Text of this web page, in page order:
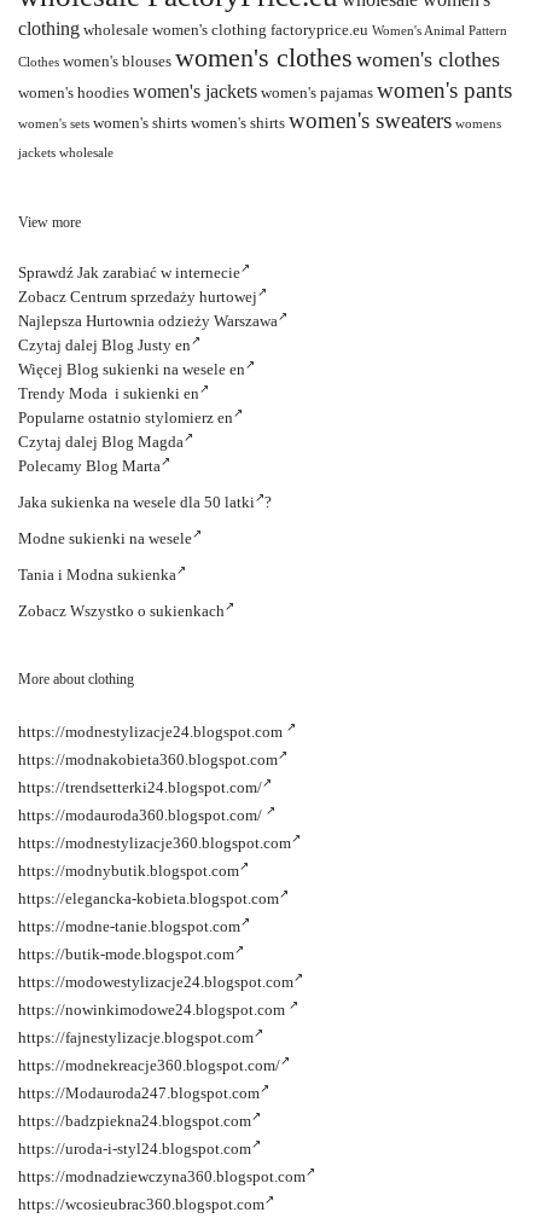
clothing wholesale women's clothing factoryprice.eu Women's Animal Pattern
Clothes women's blouses women's clothes women's clothes
women's hoodies women's jackets women's pajamas women's pants
women's sets women's shirts women's shirts women's sweaters womens
jackets wholesale
View more
Sprawdź Jak zarabiać w internecie
Zobacz Centrum sprzedaży hurtowej
Najlepsza Hurtownia odzieży Warszawa
Czytaj dalej Blog Justy en
Więcej Blog sukienki na wesele en
Trendy Moda i sukienki en
Popularne ostatnio stylomierz en
Czytaj dalej Blog Magda
Polecamy Blog Marta
Jaka sukienka na wesele dla 50 latki ?
Modne sukienki na wesele
Tania i Modna sukienka
Zobacz Wszystko o sukienkach
More about clothing
https://modnestylizacje24.blogspot.com
https://modnakobieta360.blogspot.com
https://trendsetterki24.blogspot.com/
https://modauroda360.blogspot.com/
https://modnestylizacje360.blogspot.com
https://modnybutik.blogspot.com
https://elegancka-kobieta.blogspot.com
https://modne-tanie.blogspot.com
https://butik-mode.blogspot.com
https://modowestylizacje24.blogspot.com
https://nowinkimodowe24.blogspot.com
https://fajnestylizacje.blogspot.com
https://modnekreacje360.blogspot.com/
https://Modauroda247.blogspot.com
https://badzpiekna24.blogspot.com
https://uroda-i-styl24.blogspot.com
https://modnadziewczyna360.blogspot.com
https://wcosieubrac360.blogspot.com